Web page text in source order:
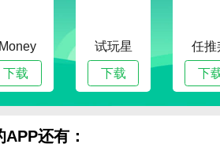
下载
试玩星
下载
任推
下
还有：